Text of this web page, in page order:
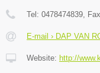
Tel: 0478474839 ,
E-mail › DAP VAN
Website: http://